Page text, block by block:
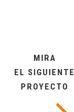
MIRA
EL SIGUIENTE
PROYECTO